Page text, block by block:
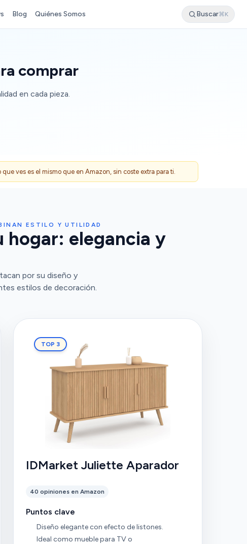
Blog Quiénes Somos Buscar⌘K
comprar
en cada pieza.
ves es el mismo que en Amazon, sin coste extra para ti.
ESTILO Y UTILIDAD
hogar: elegancia y
por su diseño y
estilos de decoración.
TOP 3
IDMarket Juliette Aparador
40 opiniones en Amazon
Puntos clave
Diseño elegante con efecto de listones.
Ideal como mueble para TV o